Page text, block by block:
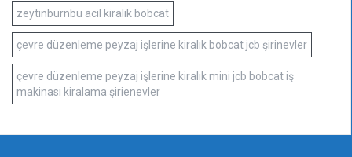
zeytinburnbu acil kiralık bobcat
çevre düzenleme peyzaj işlerine kiralık bobcat jcb şirinevler
çevre düzenleme peyzaj işlerine kiralık mini jcb bobcat iş
makinası kiralama şirienevler